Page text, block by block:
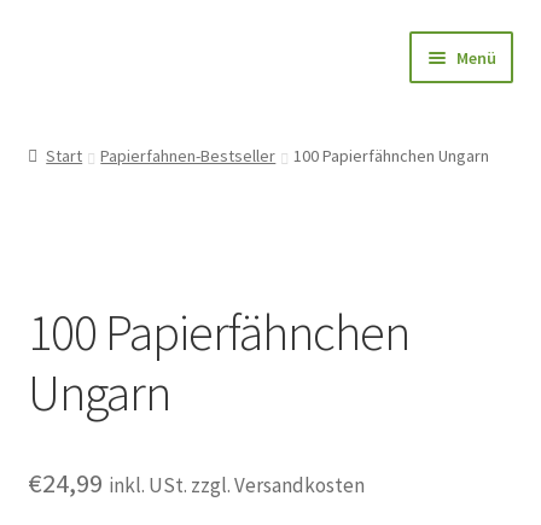
Menü
🌟 Bestseller
✅ Anfrage
Start Papierfahnen-Bestseller 100 Papierfähnchen Ungarn
100 Papierfähnchen
Ungarn
€24,99 inkl. USt. zzgl. Versandkosten